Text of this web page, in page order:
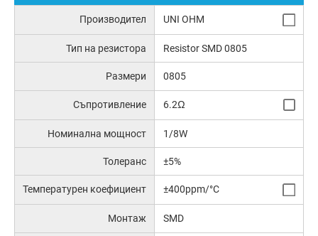
Производител UNI OHM
Тип на резистора Resistor SMD 0805
Размери 0805
Съпротивление 6.2Ω
Номинална мощност 1/8W
Толеранс ±5%
Температурен коефициент ±400ppm/°C
Монтаж SMD